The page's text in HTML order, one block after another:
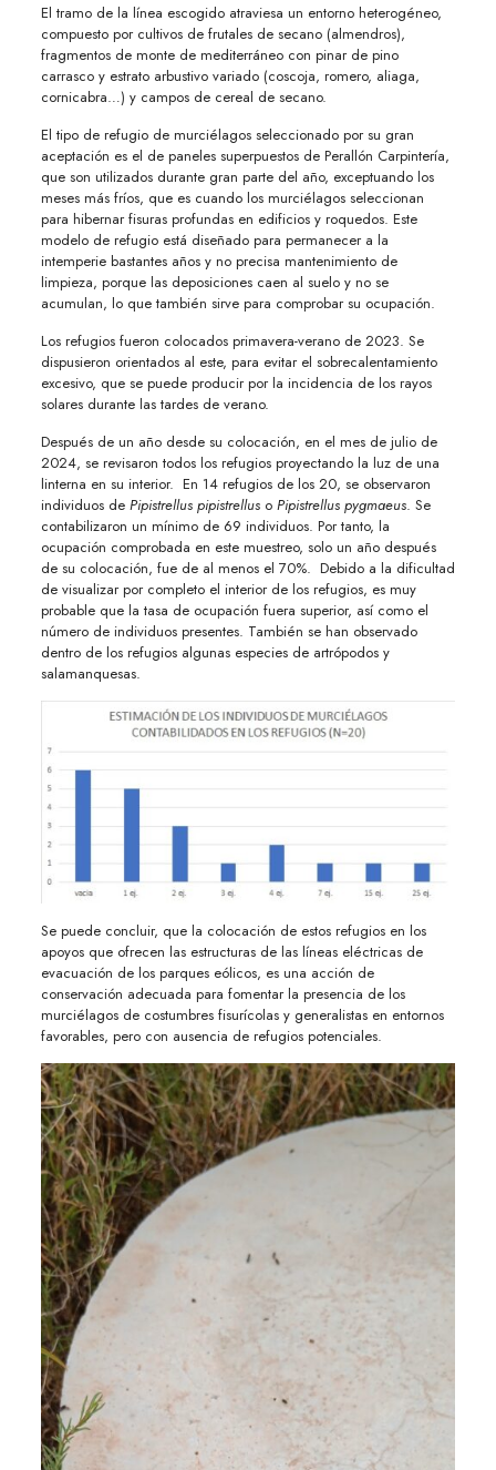
El tramo de la línea escogido atraviesa un entorno heterogéneo,
compuesto por cultivos de frutales de secano (almendros),
fragmentos de monte de mediterráneo con pinar de pino
carrasco y estrato arbustivo variado (coscoja, romero, aliaga,
cornicabra…) y campos de cereal de secano.
El tipo de refugio de murciélagos seleccionado por su gran
aceptación es el de paneles superpuestos de Perallón Carpintería,
que son utilizados durante gran parte del año, exceptuando los
meses más fríos, que es cuando los murciélagos seleccionan
para hibernar fisuras profundas en edificios y roquedos. Este
modelo de refugio está diseñado para permanecer a la
intemperie bastantes años y no precisa mantenimiento de
limpieza, porque las deposiciones caen al suelo y no se
acumulan, lo que también sirve para comprobar su ocupación.
Los refugios fueron colocados primavera-verano de 2023. Se
dispusieron orientados al este, para evitar el sobrecalentamiento
excesivo, que se puede producir por la incidencia de los rayos
solares durante las tardes de verano.
Después de un año desde su colocación, en el mes de julio de
2024, se revisaron todos los refugios proyectando la luz de una
linterna en su interior. En 14 refugios de los 20, se observaron
individuos de Pipistrellus pipistrelluso Pipistrellus pygmaeus. Se
contabilizaron un mínimo de 69 individuos. Por tanto, la
ocupación comprobada en este muestreo, solo un año después
de su colocación, fue de al menos el 70%. Debido a la dificultad
de visualizar por completo el interior de los refugios, es muy
probable que la tasa de ocupación fuera superior, así como el
número de individuos presentes. También se han observado
dentro de los refugios algunas especies de artrópodos y
salamanquesas.
Se puede concluir, que la colocación de estos refugios en los
apoyos que ofrecen las estructuras de las líneas eléctricas de
evacuación de los parques eólicos, es una acción de
conservación adecuada para fomentar la presencia de los
murciélagos de costumbres fisurícolas y generalistas en entornos
favorables, pero con ausencia de refugios potenciales.